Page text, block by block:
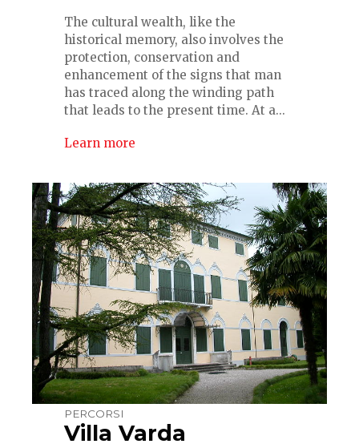
The cultural wealth, like the
historical memory, also involves the
protection, conservation and
enhancement of the signs that man
has traced along the winding path
that leads to the present time. At a...
Learn more
PERCORSI
Villa Varda